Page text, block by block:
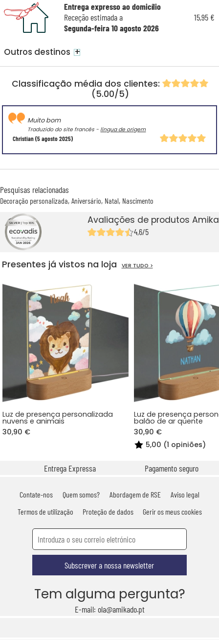
Classificação média dos clientes:
(5.00/5)
Christian(5 agosto 2025)
Muito bom
Traduzido do site francês - língua de origem
Entrega expresso ao domicílio
Receção estimada a
Segunda-feira 10 agosto 2026
15,95 €
Outros destinos +
Pesquisas relacionadas
Decoração personalizada Aniversário Natal Nascimento
Avaliações de produtos
4,6/5
Presentes já vistos na loja VER TUDO >
Luz de presença personalizada
nuvens e animais
30,90 €
Luz de presença
balão de ar quente
30,90 €
5,00 (1 opiniões)
Entrega Expressa Pagamento seguro
Contate-nos Quem somos? Abordagem de RSE
Aviso legal
Termos de utilização
Proteção de dados Gerir os meus cookies
Subscrever a nossa newsletter
Tem alguma pergunta?
E-mail: ola@amikado.pt